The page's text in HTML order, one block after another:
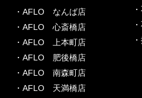
・AFLO なんば店
・AFLO 心斎橋店
・AFLO 上本町店
・AFLO 肥後橋店
・AFLO 南森町店
・AFLO 天満橋店